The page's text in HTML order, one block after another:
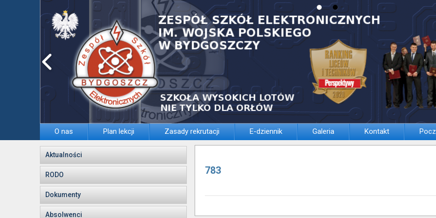
O nas Plan lekcji Zasady rekrutacji E-dziennik Galeria Kontakt
Aktualności
RODO
Dokumenty
Absolwenci
783